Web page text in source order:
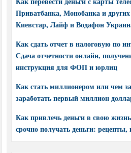
Приватбанка, Монобанка и
Киевстар, Лайф и Водафон
Как сдать отчет в налоговую по
Сдача отчетности онлайн,
инструкция для ФОП и юрлиц
Как стать миллионером или чем
заработать первый миллион
Как привлечь деньги в свою
срочно получать деньги: